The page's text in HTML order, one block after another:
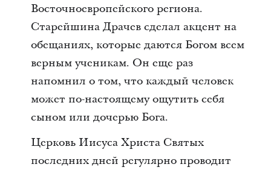
Восточноевропейского региона.
Старейшина Драчев сделал акцент на
обещаниях, которые даются Богом всем
верным ученикам. Он еще раз
напомнил о том, что каждый человек
может по-настоящему ощутить себя
сыном или дочерью Бога.
Церковь Иисуса Христа Святых
последних дней регулярно проводит